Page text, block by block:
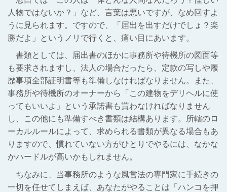
人物ではないか？ 」など、言葉は悪いですが、なめ回すよ
うに見られます。ですので、「届出を出すだけでしょ？楽
勝だよ」というノリで行くと、痛い目にあいます。
書類としては、届出書のほかに事務所や待機所の図面等
も要求されますし、法人の場合だったら、定款の写しや履
歴事項全部証明書等も準備しなければなりません。また、
事務所や待機所のオーナーから「この建物をデリヘルに使
ってもいいよ」という承諾書も貰わなければなりません
し、この他にも準備すべき書類は結構あります。所轄のロ
ーカルルールによって、求められる書類が異なる場合もあ
りますので、慣れていない方がひとりでやるには、なかな
かハードルが高いかもしれません。
ちなみに、当事務所のような風営法の専門家に手続きの
一切を任せてしまえば、あなたがやることは「ハンコを押